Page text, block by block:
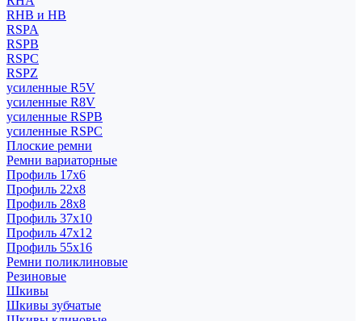
RHB и HB
RSPA
RSPB
RSPC
RSPZ
усиленные R5V
усиленные R8V
усиленные RSPB
усиленные RSPC
Плоские ремни
Ремни вариаторные
Профиль 17x6
Профиль 22x8
Профиль 28x8
Профиль 37x10
Профиль 47x12
Профиль 55x16
Ремни поликлиновые
Резиновые
Шкивы
Шкивы зубчатые